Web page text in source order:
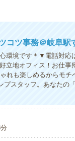
コツ事務＠岐阜駅
環境です＊▼電話対応
立地オフィス！お仕事
れも楽しめるからモチ
スタッフ。あなたの